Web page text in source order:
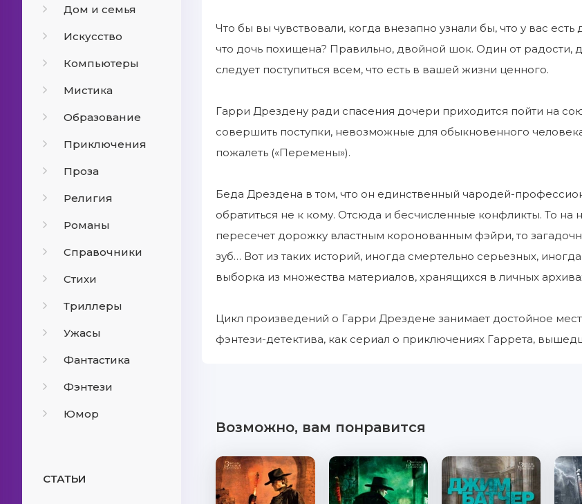
Дом и семья
Искусство
Компьютеры
Мистика
Образование
Приключения
Проза
Религия
Романы
Справочники
Стихи
Триллеры
Ужасы
Фантастика
Фэнтези
Юмор
СТАТЬИ
Что бы вы чувствовали, когда внезапно узнали бы, что у вас
что дочь похищена? Правильно, двойной шок. Один от радости,
следует поступиться всем, что есть в вашей жизни ценного.
Гарри Дрездену ради спасения дочери приходится пойти на
совершить поступки, невозможные для обыкновенного
пожалеть («Перемены»).
Беда Дрездена в том, что он единственный чародей-
обратиться не к кому. Отсюда и бесчисленные конфликты. То на
пересечет дорожку властным коронованным фэйри, то
зуб… Вот из таких историй, иногда смертельно серьезных,
выборка из множества материалов, хранящихся в личных
Цикл произведений о Гарри Дрездене занимает достойное
фэнтези-детектива, как сериал о приключениях Гаррета,
Возможно, вам понравится